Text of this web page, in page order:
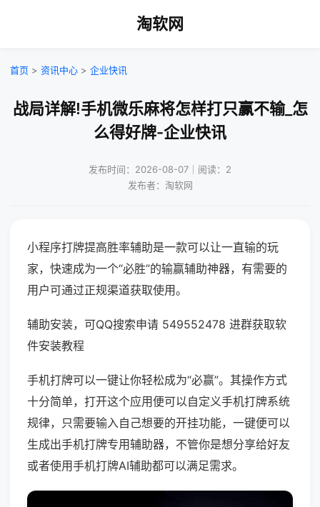
淘软网
首页 > 资讯中心 > 企业快讯
战局详解!手机微乐麻将怎样打只赢不输_怎
么得好牌-企业快讯
发布时间：2026-08-07｜阅读：2
发布者：淘软网
小程序打牌提高胜率辅助是一款可以让一直输的玩
家，快速成为一个“必胜”的输赢辅助神器，有需要的
用户可通过正规渠道获取使用。
辅助安装，可QQ搜索申请 549552478 进群获取软
件安装教程
手机打牌可以一键让你轻松成为“必赢”。其操作方式
十分简单，打开这个应用便可以自定义手机打牌系统
规律，只需要输入自己想要的开挂功能，一键便可以
生成出手机打牌专用辅助器，不管你是想分享给好友
或者使用手机打牌AI辅助都可以满足需求。